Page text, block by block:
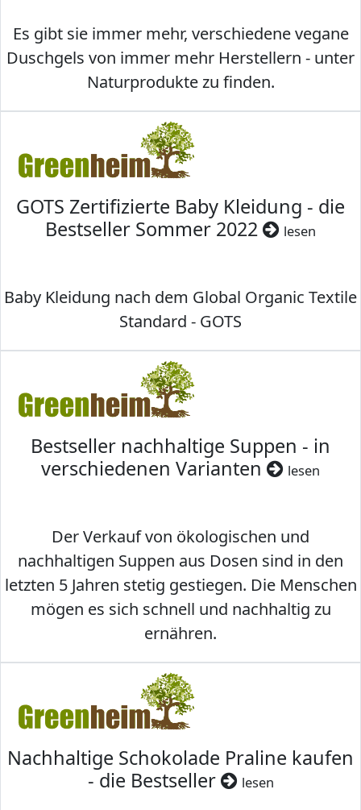
Es gibt sie immer mehr, verschiedene vegane
Duschgels von immer mehr Herstellern - unter
Naturprodukte zu finden.
GOTS Zertifizierte Baby Kleidung - die
Bestseller Sommer 2022
lesen
Baby Kleidung nach dem Global Organic Textile
Standard - GOTS
Bestseller nachhaltige Suppen - in
verschiedenen Varianten
lesen
Der Verkauf von ökologischen und
nachhaltigen Suppen aus Dosen sind in den
letzten 5 Jahren stetig gestiegen. Die Menschen
mögen es sich schnell und nachhaltig zu
ernähren.
Nachhaltige Schokolade Praline kaufen
- die Bestseller
lesen